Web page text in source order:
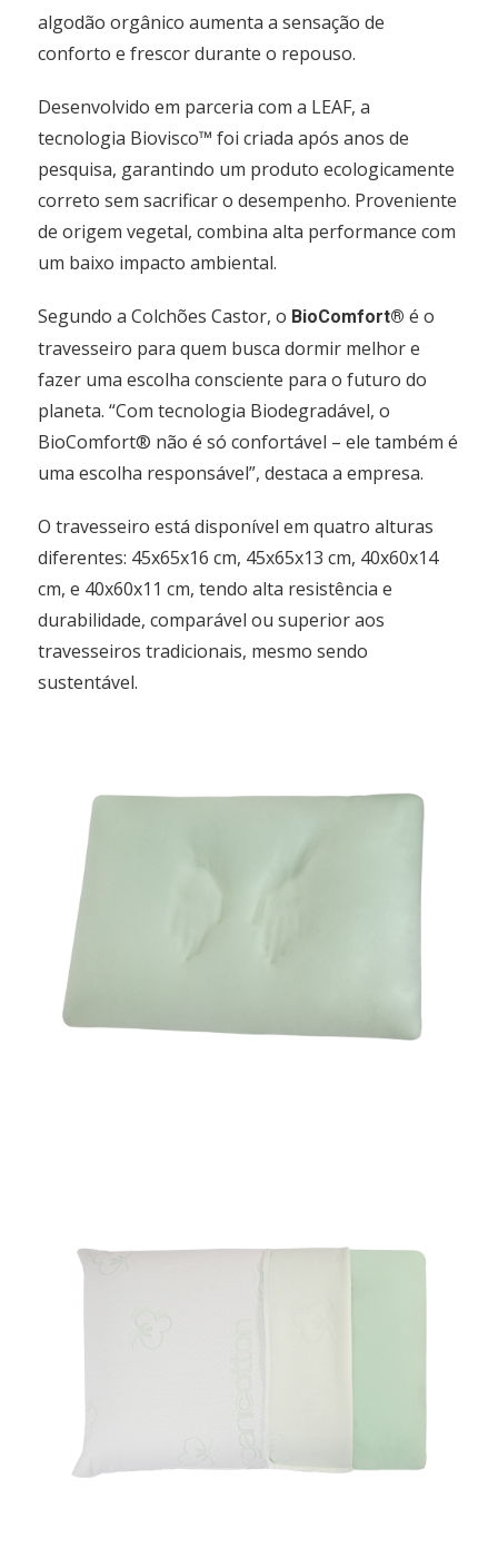
algodão orgânico aumenta a sensação de
conforto e frescor durante o repouso.
Desenvolvido em parceria com a LEAF, a
tecnologia Biovisco™ foi criada após anos de
pesquisa, garantindo um produto ecologicamente
correto sem sacrificar o desempenho. Proveniente
de origem vegetal, combina alta performance com
um baixo impacto ambiental.
Segundo a Colchões Castor, o BioComfort® é o
travesseiro para quem busca dormir melhor e
fazer uma escolha consciente para o futuro do
planeta. “Com tecnologia Biodegradável, o
BioComfort® não é só confortável – ele também é
uma escolha responsável”, destaca a empresa.
O travesseiro está disponível em quatro alturas
diferentes: 45x65x16 cm, 45x65x13 cm, 40x60x14
cm, e 40x60x11 cm, tendo alta resistência e
durabilidade, comparável ou superior aos
travesseiros tradicionais, mesmo sendo
sustentável.